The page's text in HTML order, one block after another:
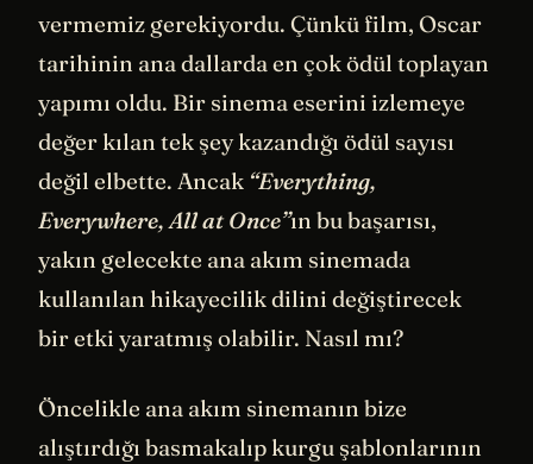
vermemiz gerekiyordu. Çünkü film, Oscar
tarihinin ana dallarda en çok ödül toplayan
yapımı oldu. Bir sinema eserini izlemeye
değer kılan tek şey kazandığı ödül sayısı
değil elbette. Ancak “Everything,
Everywhere, All at Once”ın bu başarısı,
yakın gelecekte ana akım sinemada
kullanılan hikayecilik dilini değiştirecek
bir etki yaratmış olabilir. Nasıl mı?
Öncelikle ana akım sinemanın bize
alıştırdığı basmakalıp kurgu şablonlarının